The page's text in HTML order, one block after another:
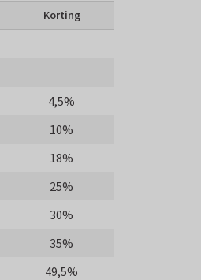
Korting
4,5%
10%
18%
25%
30%
35%
49,5%